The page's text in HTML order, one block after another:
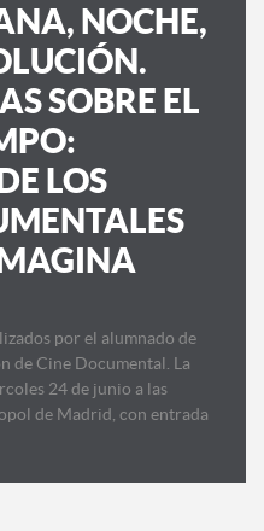
NOCHE,
SOBRE EL
LOS
por el alumnado de
de Cine Documental. La
24 de junio a las
de Madrid, con entrada